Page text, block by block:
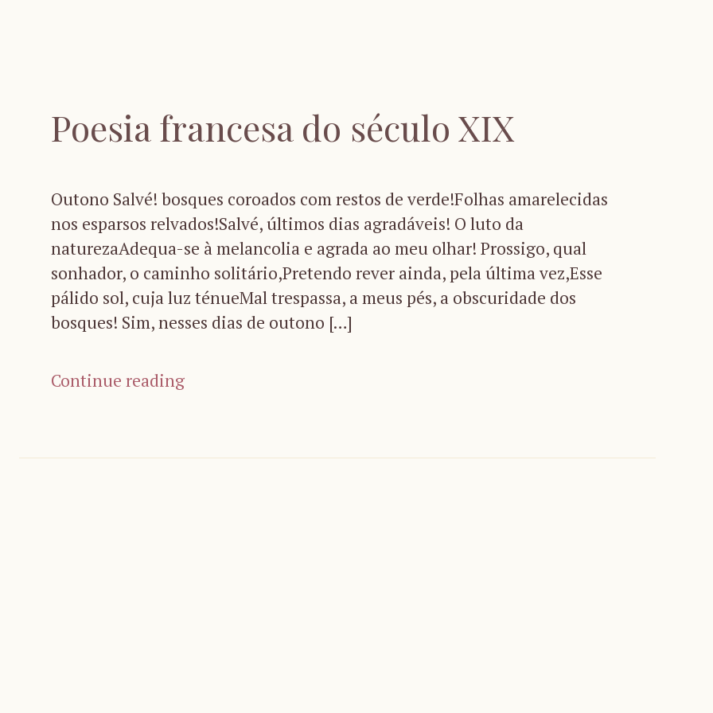
Poesia francesa do século XIX
Outono Salvé! bosques coroados com restos de verde!Folhas amarelecidas
nos esparsos relvados!Salvé, últimos dias agradáveis! O luto da
naturezaAdequa-se à melancolia e agrada ao meu olhar! Prossigo, qual
sonhador, o caminho solitário,Pretendo rever ainda, pela última vez,Esse
pálido sol, cuja luz ténueMal trespassa, a meus pés, a obscuridade dos
bosques! Sim, nesses dias de outono […]
Continue reading